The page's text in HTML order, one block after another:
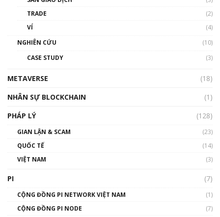
01:32:59
gió ấm
Talkshow 14: MemeCoin – Trò đùa tỷ đô
TRADE
(2)
VÍ
(4)
NGHIÊN CỨU
(10)
CASE STUDY
(3)
METAVERSE
(18)
NHÂN SỰ BLOCKCHAIN
(1)
PHÁP LÝ
(128)
GIAN LẬN & SCAM
(23)
QUỐC TẾ
(14)
VIỆT NAM
(3)
PI (7)
CỘNG ĐỒNG PI NETWORK VIỆT NAM
(1)
CỘNG ĐỒNG PI NODE
(7)